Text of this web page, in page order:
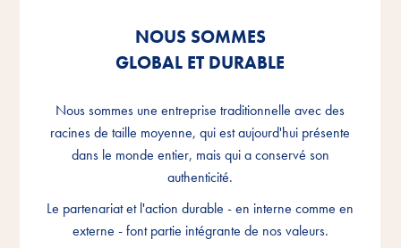
NOUS SOMMES
GLOBAL ET DURABLE
Nous sommes une entreprise traditionnelle avec des
racines de taille moyenne, qui est aujourd'hui présente
dans le monde entier, mais qui a conservé son
authenticité.
Le partenariat et l'action durable - en interne comme en
externe - font partie intégrante de nos valeurs.
NOUS SOMMES
GLOBAL ET DURABLE
Nous sommes une entreprise traditionnelle avec des
racines de taille moyenne, qui est aujourd'hui présente
dans le monde entier, mais qui a conservé son
authenticité.
Le partenariat et l'action durable - en interne comme en
externe - font partie intégrante de nos valeurs.
NOUS SOMMES
GLOBAL ET DURABLE
Nous sommes une entreprise traditionnelle avec des
racines de taille moyenne, qui est aujourd'hui présente
dans le monde entier, mais qui a conservé son
authenticité.
Le partenariat et l'action durable - en interne comme en
externe - font partie intégrante de nos valeurs.